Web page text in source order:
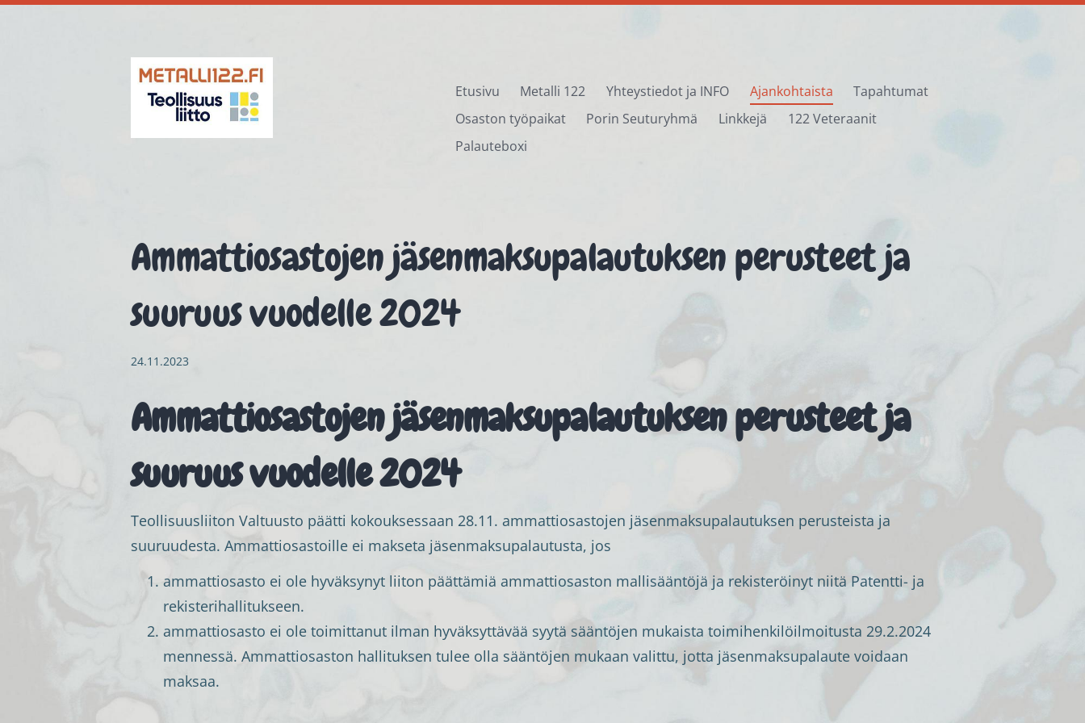
Metalli 122
Etusivu Metalli 122 Yhteystiedot ja INFO Ajankohtaista
Tapahtumat
Osaston työpaikat
Porin Seuturyhmä Linkkejä
122 Veteraanit
Palauteboxi
Ammattiosastojen jäsenmaksupalautuksen perusteet ja
suuruus vuodelle 2024
24.11.2023
Ammattiosastojen jäsenmaksupalautuksen perusteet ja
suuruus vuodelle 2024
Teollisuusliiton Valtuusto päätti kokouksessaan 28.11. ammattiosastojen jäsenmaksupalautuksen perusteista ja
suuruudesta. Ammattiosastoille ei makseta jäsenmaksupalautusta, jos
ammattiosasto ei ole hyväksynyt liiton päättämiä ammattiosaston mallisääntöjä ja rekisteröinyt niitä Patentti- ja
rekisterihallitukseen.
ammattiosasto ei ole toimittanut ilman hyväksyttävää syytä sääntöjen mukaista toimihenkilöilmoitusta 29.2.2024
mennessä. Ammattiosaston hallituksen tulee olla sääntöjen mukaan valittu, jotta jäsenmaksupalaute voidaan
maksaa.